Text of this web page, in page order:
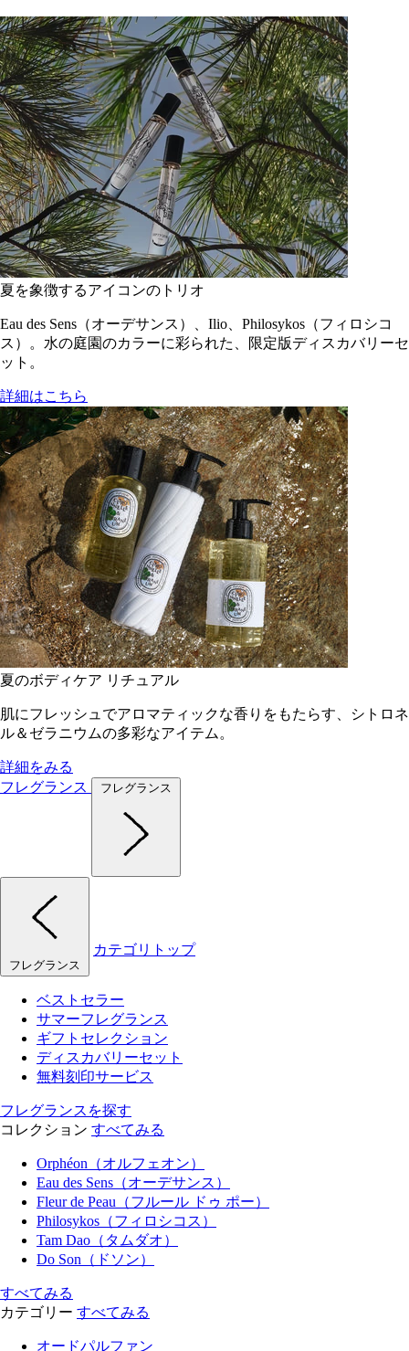
夏を象徴するアイコンのトリオ
Eau des Sens（オーデサンス）、Ilio、Philosykos（フィロシコ
ス）。水の庭園のカラーに彩られた、限定版ディスカバリーセ
ット。
詳細はこちら
夏のボディケア リチュアル
肌にフレッシュでアロマティックな香りをもたらす、シトロネ
ル＆ゼラニウムの多彩なアイテム。
詳細をみる
フレグランス
フレグランス
フレグランス
カテゴリトップ
ベストセラー
サマーフレグランス
ギフトセレクション
ディスカバリーセット
無料刻印サービス
フレグランスを探す
コレクション すべてみる
Orphéon（オルフェオン）
Eau des Sens（オーデサンス）
Fleur de Peau（フルール ドゥ ポー）
Philosykos（フィロシコス）
Tam Dao（タムダオ）
Do Son（ドソン）
すべてみる
カテゴリー すべてみる
オードパルファン